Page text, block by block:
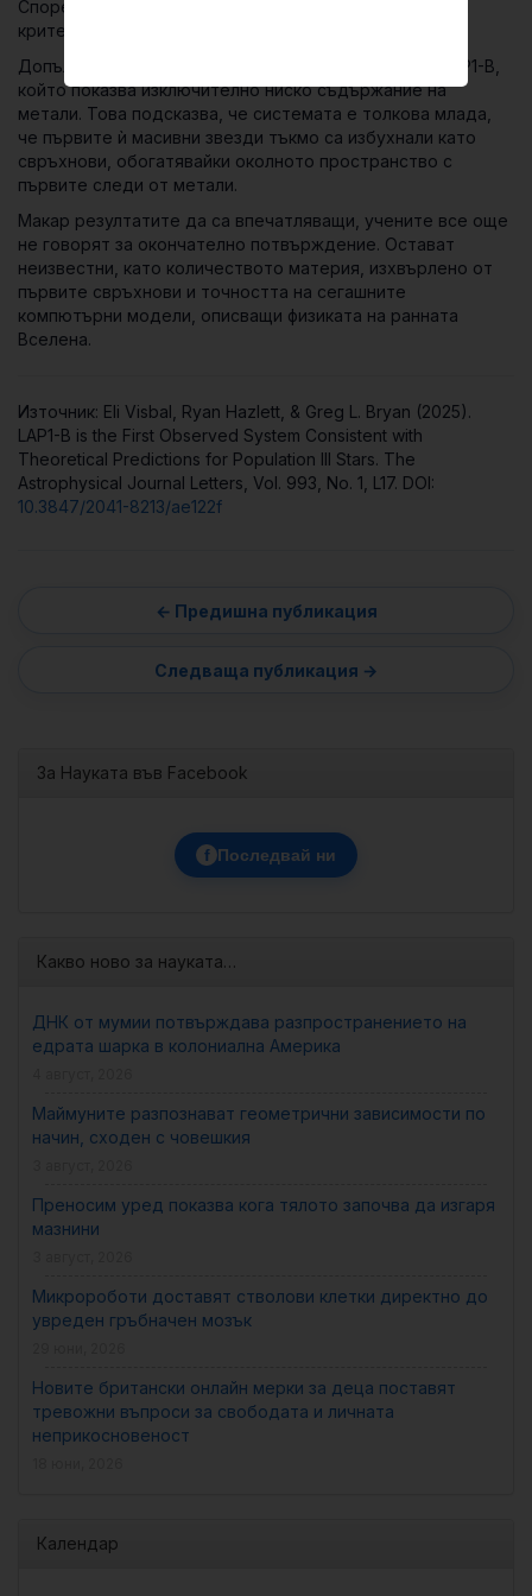
Според учените, всичко това са основни теоретични
критерии за система тип Pop III.
Допълнително доказателство идва от газа около LAP1-B,
който показва изключително ниско съдържание на
метали. Това подсказва, че системата е толкова млада,
че първите ѝ масивни звезди тъкмо са избухнали като
свръхнови, обогатявайки околното пространство с
първите следи от метали.
Макар резултатите да са впечатляващи, учените все още
не говорят за окончателно потвърждение. Остават
неизвестни, като количеството материя, изхвърлено от
първите свръхнови и точността на сегашните
компютърни модели, описващи физиката на ранната
Вселена.
Източник: Eli Visbal, Ryan Hazlett, & Greg L. Bryan (2025).
LAP1-B is the First Observed System Consistent with
Theoretical Predictions for Population III Stars. The
Astrophysical Journal Letters, Vol. 993, No. 1, L17. DOI:
10.3847/2041-8213/ae122f
За Науката във Facebook
f Последвай ни
Какво ново за науката…
ДНК от мумии потвърждава разпространението на
едрата шарка в колониална Америка
Маймуните разпознават геометрични зависимости по
начин, сходен с човешкия
Преносим уред показва кога тялото започва да изгаря
мазнини
Микророботи доставят стволови клетки директно до
увреден гръбначен мозък
Новите британски онлайн мерки за деца поставят
тревожни въпроси за свободата и личната
неприкосновеност
Календар